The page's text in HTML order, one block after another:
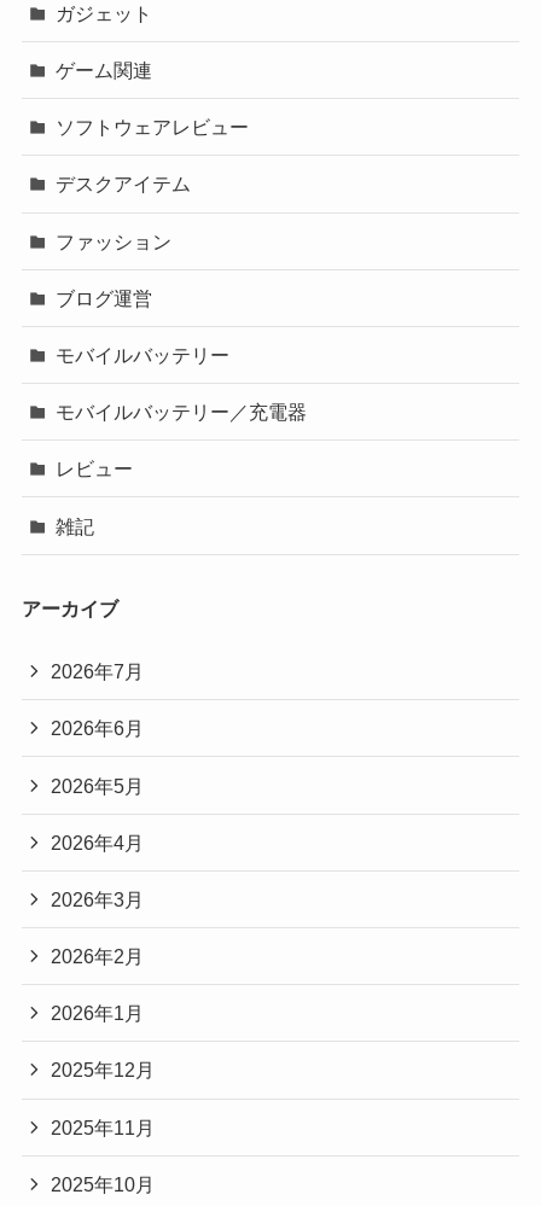
ガジェット
ゲーム関連
ソフトウェアレビュー
デスクアイテム
ファッション
ブログ運営
モバイルバッテリー
モバイルバッテリー／充電器
レビュー
雑記
アーカイブ
2026年7月
2026年6月
2026年5月
2026年4月
2026年3月
2026年2月
2026年1月
2025年12月
2025年11月
2025年10月